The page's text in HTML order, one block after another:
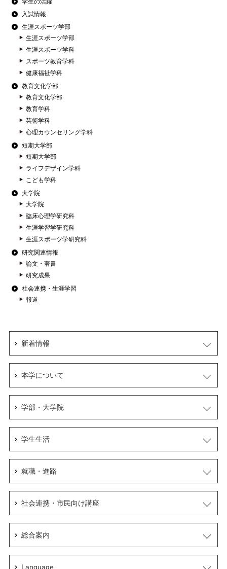
学生の活躍
入試情報
生涯スポーツ学部
生涯スポーツ学部
生涯スポーツ学科
スポーツ教育学科
健康福祉学科
教育文化学部
教育文化学部
教育学科
芸術学科
心理カウンセリング学科
短期大学部
短期大学部
ライフデザイン学科
こども学科
大学院
大学院
臨床心理学研究科
生涯学習学研究科
生涯スポーツ学研究科
研究関連情報
論文・著書
研究成果
社会連携・生涯学習
報道
新着情報
本学について
学部・大学院
学生生活
就職・進路
社会連携・市民向け講座
総合案内
Language